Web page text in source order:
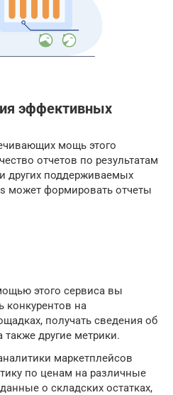
эффективных
мощь этого
отчетов по результатам
других поддерживаемых
может формировать отчеты
этого сервиса вы
конкурентов на
получать сведения об
также другие метрики.
маркетплейсов
по ценам на различные
о складских остатках,